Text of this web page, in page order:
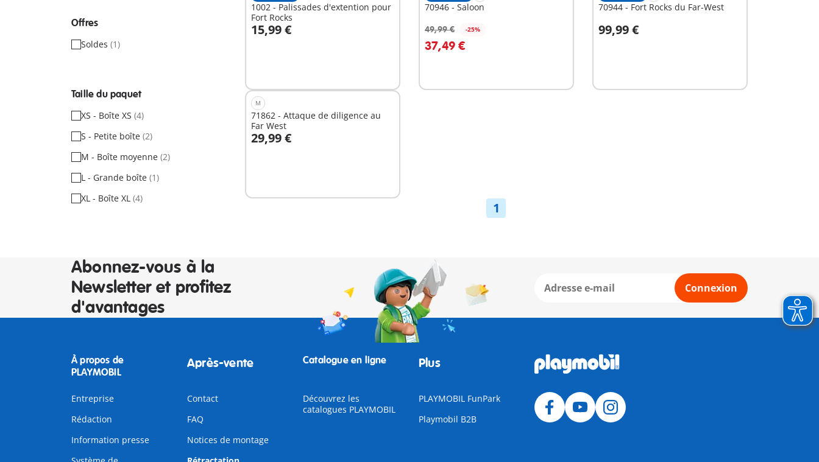
Offres
Soldes (1)
Taille du paquet
XS - Boîte XS (4)
S - Petite boîte (2)
M - Boîte moyenne (2)
L - Grande boîte (1)
XL - Boîte XL (4)
1002 - Palissades d'extention pour
Fort Rocks
15,99 €
Au panier
70946 - Saloon
49,99 € -25%
37,49 €
70944 - Fort Rocks du Far-West
99,99 €
M
71862 - Attaque de diligence au
Far West
29,99 €
Au panier
1
Abonnez-vous à la
Newsletter et profitez
d'avantages
Connexion
À propos de
PLAYMOBIL
Entreprise
Rédaction
Information presse
Après-vente
Contact
FAQ
Notices de montage
Catalogue en ligne
Découvrez les
catalogues PLAYMOBIL
Plus
PLAYMOBIL FunPark
Playmobil B2B